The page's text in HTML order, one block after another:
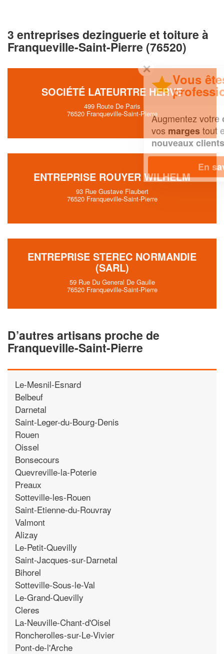
3 entreprises dezinguerie et toiture à
Franqueville-Saint-Pierre (76520)
SOCIÉTÉ LATEURTRE HERVE
499 Route De Paris
76520 Franqueville-Saint-Pierre
ENTREPRISE ROUYER WILHELM
93 Rue Gustave Flaubert
76520 Franqueville-Saint-Pierre
ENTREPRISE STEREC NORMANDIE
(SARL)
59 Rue Du General De Gaulle
76520 Franqueville-Saint-Pierre
D’autres artisans proche de
Franqueville-Saint-Pierre
Le-Mesnil-Esnard
Belbeuf
Darnetal
Saint-Leger-du-Bourg-Denis
Rouen
Oissel
Bonsecours
Quevreville-la-Poterie
Preaux
Sotteville-les-Rouen
Saint-Etienne-du-Rouvray
Valmont
Alizay
Le-Petit-Quevilly
Saint-Jacques-sur-Darnetal
Bihorel
Sotteville-Sous-le-Val
Le-Grand-Quevilly
Cleres
La-Neuville-Chant-d'Oisel
Roncherolles-sur-Le-Vivier
Pont-de-l'Arche
✕
Vous êtes un
professionnel ?
Augmentez votrechiffre d'affaireset
tout en gagnant de
nouveaux clients!